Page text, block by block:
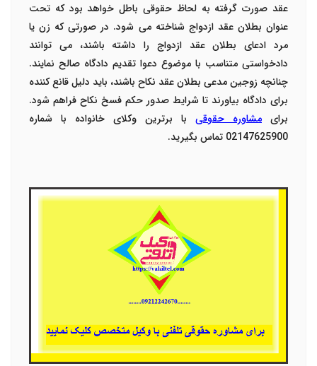
عقد صورت گرفته به لحاظ حقوقی باطل خواهد بود که تحت
عنوان بطلان عقد ازدواج شناخته می شود. در صورتی که زن یا
مرد ادعای بطلان عقد ازدواج را داشته باشند، می توانند
دادخواستی متناسب با موضوع دعوا تقدیم دادگاه صالح نمایند.
چنانچه زوجین مدعی بطلان عقد نکاح باشند، باید دلیل قانع کننده
برای دادگاه بیاورند تا شرایط صدور حکم فسخ نکاح فراهم شود.
برای مشاوره حقوقی با برترین وکلای خانواده با شماره
02147625900 تماس بگیرید.